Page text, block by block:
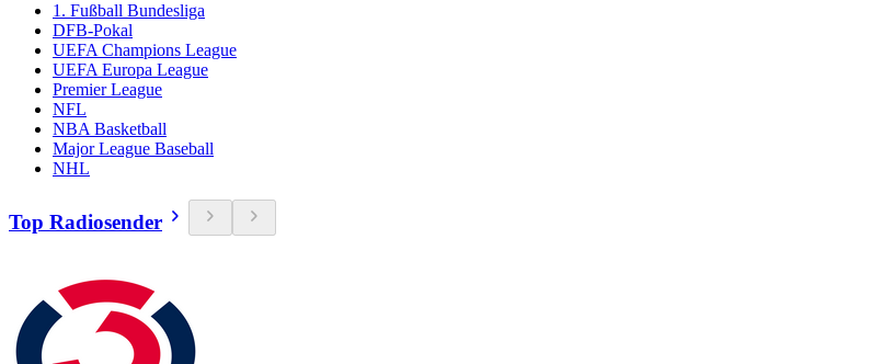
1. Fußball Bundesliga
DFB-Pokal
UEFA Champions League
UEFA Europa League
Premier League
NFL
NBA Basketball
Major League Baseball
NHL
Top Radiosender